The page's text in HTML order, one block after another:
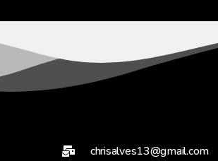
chrisalves13@gmail.com